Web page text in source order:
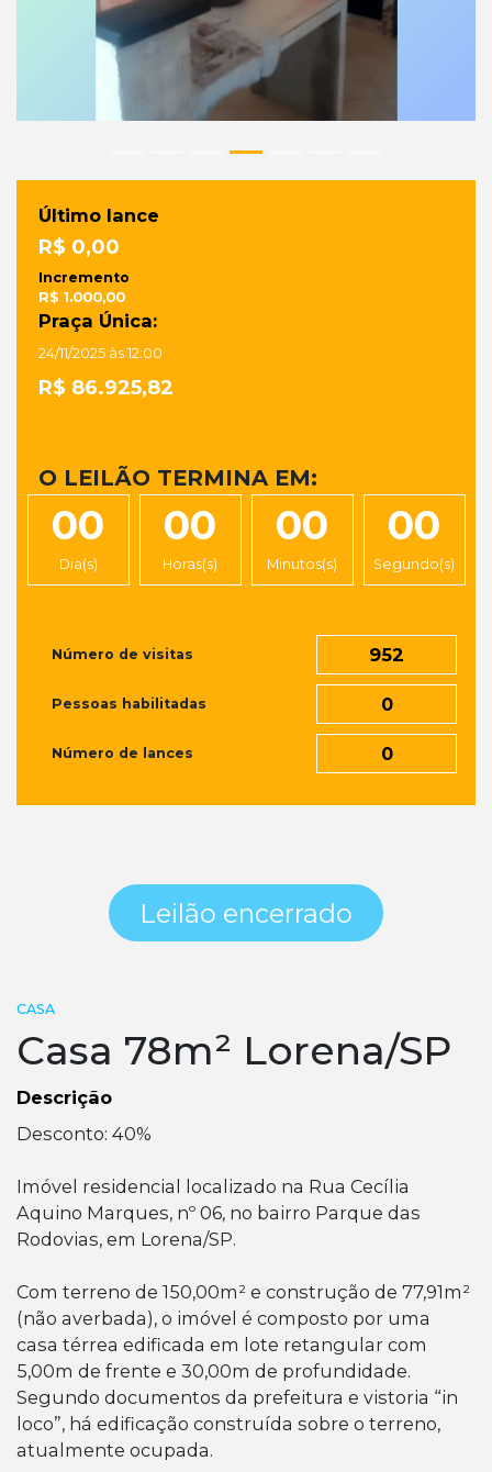
Último lance
R$ 0,00
Incremento
R$ 1.000,00
Praça Única:
24/11/2025 às 12:00
R$ 86.925,82
O LEILÃO TERMINA EM:
00
Dia(s)
00
Horas(s)
00
Minutos(s)
00
Segundo(s)
Número de visitas 952
Pessoas habilitadas 0
Número de lances 0
Leilão encerrado
CASA
Casa 78m² Lorena/SP
Descrição
Desconto: 40%
Imóvel residencial localizado na Rua Cecília
Aquino Marques, nº 06, no bairro Parque das
Rodovias, em Lorena/SP.
Com terreno de 150,00m² e construção de 77,91m²
(não averbada), o imóvel é composto por uma
casa térrea edificada em lote retangular com
5,00m de frente e 30,00m de profundidade.
Segundo documentos da prefeitura e vistoria “in
loco”, há edificação construída sobre o terreno,
atualmente ocupada.